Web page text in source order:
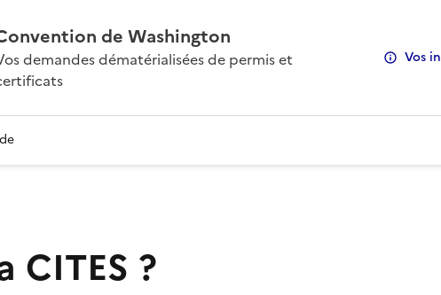
de Washington
demandes dématérialisées de permis et
Vos
CITES ?